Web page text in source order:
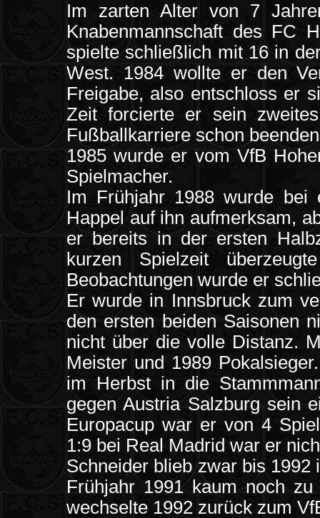
Im zarten Alter von 7
Knabenmannschaft des FC
spielte schließlich mit 16 in
West. 1984 wollte er den
Freigabe, also entschloss er
Zeit forcierte er sein
Fußballkarriere schon
1985 wurde er vom VfB
Spielmacher.
Im Frühjahr 1988 wurde bei
Happel auf ihn aufmerksam,
er bereits in der ersten
kurzen Spielzeit
Beobachtungen wurde er
Er wurde in Innsbruck zum
den ersten beiden Saisonen
nicht über die volle Distanz.
Meister und 1989
im Herbst in die
gegen Austria Salzburg sein
Europacup war er von 4
1:9 bei Real Madrid war er
Schneider blieb zwar bis
Frühjahr 1991 kaum noch
wechselte 1992 zurück zum